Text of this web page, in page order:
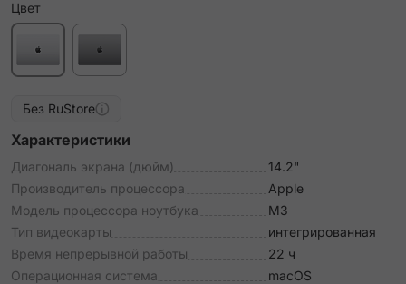
Цвет
Без RuStore
Характеристики
Диагональ экрана (дюйм)
14.2"
Производитель процессора
Apple
Модель процессора ноутбука
M3
Тип видеокарты
интегрированная
Время непрерывной работы
22 ч
Операционная система
macOS